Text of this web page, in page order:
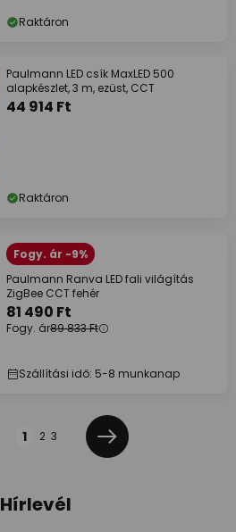
Raktáron
Paulmann LED csík MaxLED 500
alapkészlet, 3 m, ezüst, CCT
44 914 Ft
Raktáron
Fogy. ár -9%
Paulmann Ranva LED fali világítás
ZigBee CCT fehér
81 490 Ft
Fogy. ár89 833 Ft
Szállítási idő: 5-8 munkanap
1 2 3
Következő
Hírlevél